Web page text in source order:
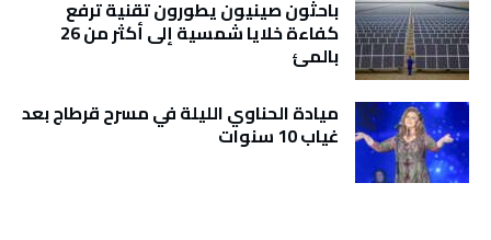
باحثون صينيون يطورون تقنية ترفع
كفاءة خلايا شمسية إلى أكثر من 26
بالمئ
ميادة الحناوي الليلة في مسرح قرطاج بعد
غياب 10 سنوات